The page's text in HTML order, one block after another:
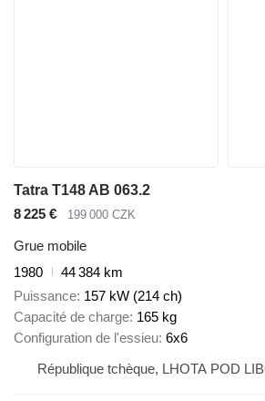
Tatra T148 AB 063.2
8 225 €
199 000 CZK
Grue mobile
1980
44 384 km
Puissance 157 kW (214 ch)
Capacité de charge 165 kg
Configuration de l'essieu 6x6
République tchèque, LHOTA POD